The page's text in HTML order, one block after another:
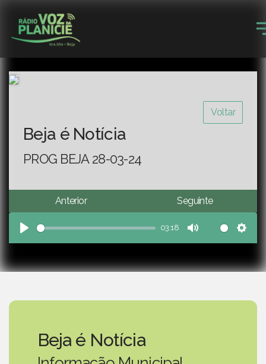
Voltar
Beja é Notícia
PROG BEJA 28-03-24
Anterior Seguinte
Play
03:18
Mute
Beja é Notícia